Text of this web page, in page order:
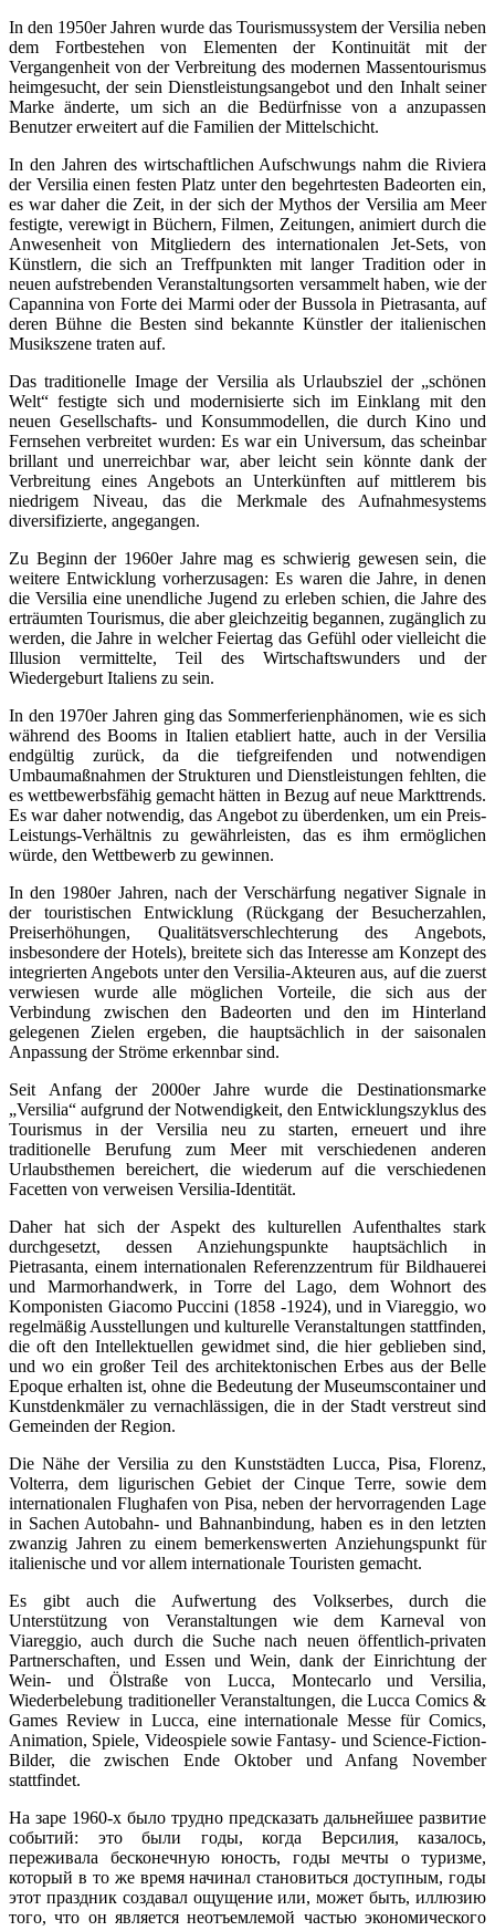
In den 1950er Jahren wurde das Tourismussystem der Versilia neben
dem Fortbestehen von Elementen der Kontinuität mit der
Vergangenheit von der Verbreitung des modernen Massentourismus
heimgesucht, der sein Dienstleistungsangebot und den Inhalt seiner
Marke änderte, um sich an die Bedürfnisse von a anzupassen
Benutzer erweitert auf die Familien der Mittelschicht.
In den Jahren des wirtschaftlichen Aufschwungs nahm die Riviera
der Versilia einen festen Platz unter den begehrtesten Badeorten ein,
es war daher die Zeit, in der sich der Mythos der Versilia am Meer
festigte, verewigt in Büchern, Filmen, Zeitungen, animiert durch die
Anwesenheit von Mitgliedern des internationalen Jet-Sets, von
Künstlern, die sich an Treffpunkten mit langer Tradition oder in
neuen aufstrebenden Veranstaltungsorten versammelt haben, wie der
Capannina von Forte dei Marmi oder der Bussola in Pietrasanta, auf
deren Bühne die Besten sind bekannte Künstler der italienischen
Musikszene traten auf.
Das traditionelle Image der Versilia als Urlaubsziel der „schönen
Welt“ festigte sich und modernisierte sich im Einklang mit den
neuen Gesellschafts- und Konsummodellen, die durch Kino und
Fernsehen verbreitet wurden: Es war ein Universum, das scheinbar
brillant und unerreichbar war, aber leicht sein könnte dank der
Verbreitung eines Angebots an Unterkünften auf mittlerem bis
niedrigem Niveau, das die Merkmale des Aufnahmesystems
diversifizierte, angegangen.
Zu Beginn der 1960er Jahre mag es schwierig gewesen sein, die
weitere Entwicklung vorherzusagen: Es waren die Jahre, in denen
die Versilia eine unendliche Jugend zu erleben schien, die Jahre des
erträumten Tourismus, die aber gleichzeitig begannen, zugänglich zu
werden, die Jahre in welcher Feiertag das Gefühl oder vielleicht die
Illusion vermittelte, Teil des Wirtschaftswunders und der
Wiedergeburt Italiens zu sein.
In den 1970er Jahren ging das Sommerferienphänomen, wie es sich
während des Booms in Italien etabliert hatte, auch in der Versilia
endgültig zurück, da die tiefgreifenden und notwendigen
Umbaumaßnahmen der Strukturen und Dienstleistungen fehlten, die
es wettbewerbsfähig gemacht hätten in Bezug auf neue Markttrends.
Es war daher notwendig, das Angebot zu überdenken, um ein Preis-
Leistungs-Verhältnis zu gewährleisten, das es ihm ermöglichen
würde, den Wettbewerb zu gewinnen.
In den 1980er Jahren, nach der Verschärfung negativer Signale in
der touristischen Entwicklung (Rückgang der Besucherzahlen,
Preiserhöhungen, Qualitätsverschlechterung des Angebots,
insbesondere der Hotels), breitete sich das Interesse am Konzept des
integrierten Angebots unter den Versilia-Akteuren aus, auf die zuerst
verwiesen wurde alle möglichen Vorteile, die sich aus der
Verbindung zwischen den Badeorten und den im Hinterland
gelegenen Zielen ergeben, die hauptsächlich in der saisonalen
Anpassung der Ströme erkennbar sind.
Seit Anfang der 2000er Jahre wurde die Destinationsmarke
„Versilia“ aufgrund der Notwendigkeit, den Entwicklungszyklus des
Tourismus in der Versilia neu zu starten, erneuert und ihre
traditionelle Berufung zum Meer mit verschiedenen anderen
Urlaubsthemen bereichert, die wiederum auf die verschiedenen
Facetten von verweisen Versilia-Identität.
Daher hat sich der Aspekt des kulturellen Aufenthaltes stark
durchgesetzt, dessen Anziehungspunkte hauptsächlich in
Pietrasanta, einem internationalen Referenzzentrum für Bildhauerei
und Marmorhandwerk, in Torre del Lago, dem Wohnort des
Komponisten Giacomo Puccini (1858 -1924), und in Viareggio, wo
regelmäßig Ausstellungen und kulturelle Veranstaltungen stattfinden,
die oft den Intellektuellen gewidmet sind, die hier geblieben sind,
und wo ein großer Teil des architektonischen Erbes aus der Belle
Epoque erhalten ist, ohne die Bedeutung der Museumscontainer und
Kunstdenkmäler zu vernachlässigen, die in der Stadt verstreut sind
Gemeinden der Region.
Die Nähe der Versilia zu den Kunststädten Lucca, Pisa, Florenz,
Volterra, dem ligurischen Gebiet der Cinque Terre, sowie dem
internationalen Flughafen von Pisa, neben der hervorragenden Lage
in Sachen Autobahn- und Bahnanbindung, haben es in den letzten
zwanzig Jahren zu einem bemerkenswerten Anziehungspunkt für
italienische und vor allem internationale Touristen gemacht.
Es gibt auch die Aufwertung des Volkserbes, durch die
Unterstützung von Veranstaltungen wie dem Karneval von
Viareggio, auch durch die Suche nach neuen öffentlich-privaten
Partnerschaften, und Essen und Wein, dank der Einrichtung der
Wein- und Ölstraße von Lucca, Montecarlo und Versilia,
Wiederbelebung traditioneller Veranstaltungen, die Lucca Comics &
Games Review in Lucca, eine internationale Messe für Comics,
Animation, Spiele, Videospiele sowie Fantasy- und Science-Fiction-
Bilder, die zwischen Ende Oktober und Anfang November
stattfindet.
На заре 1960-х было трудно предсказать дальнейшее развитие
событий: это были годы, когда Версилия, казалось,
переживала бесконечную юность, годы мечты о туризме,
который в то же время начинал становиться доступным, годы
этот праздник создавал ощущение или, может быть, иллюзию
того, что он является неотъемлемой частью экономического